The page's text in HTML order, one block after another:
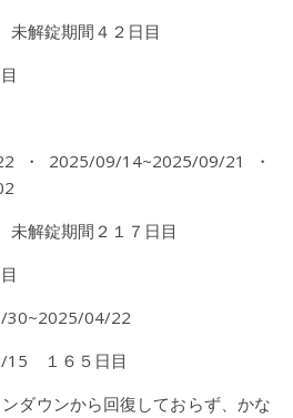
解錠期間４２日目
目
・2025/09/14~2025/09/21・
解錠期間２１７日目
30~2025/04/22
15 １６５日目
ダウンから回復しておらず、かな